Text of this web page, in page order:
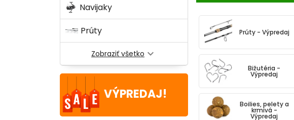
Navijaky
Prúty
Zobraziť všetko expand_more
VÝPREDAJ!
Prúty - Výpredaj
Bižutéria -
Výpredaj
Boilies, pelety a
krmivá -
Výpredaj